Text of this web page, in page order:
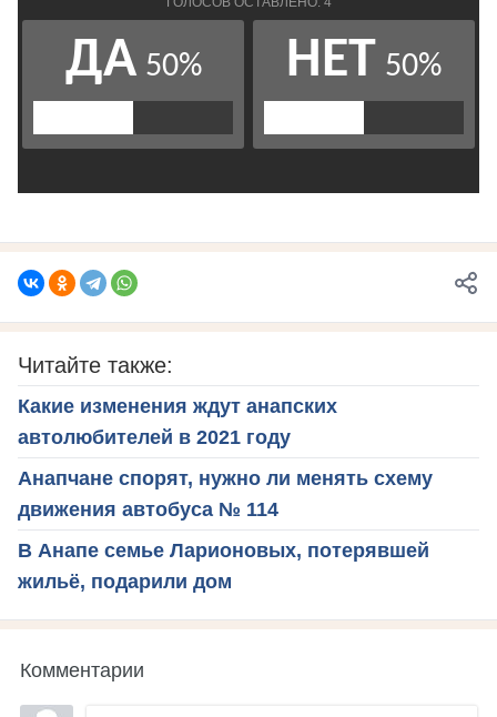
Читайте также:
Какие изменения ждут анапских
автолюбителей в 2021 году
Анапчане спорят, нужно ли менять схему
движения автобуса № 114
В Анапе семье Ларионовых, потерявшей
жильё, подарили дом
Комментарии